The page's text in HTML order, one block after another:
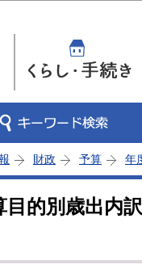
財政 予算 年
目的別歳出内